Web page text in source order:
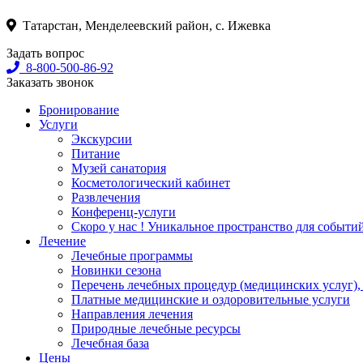
Татарстан, Менделеевский район, с. Ижевка
Задать вопрос
8-800-500-86-92
Заказать звонок
Бронирование
Услуги
Экскурсии
Питание
Музей санатория
Косметологический кабинет
Развлечения
Конференц-услуги
Скоро у нас ! Уникальное пространство для
Лечение
Лечебные программы
Новинки сезона
Перечень лечебных процедур (медицинских
Платные медицинские и оздоровительные услуги
Направления лечения
Природные лечебные ресурсы
Лечебная база
Цены